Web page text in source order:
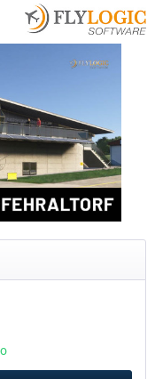
Aerosoft Mega Airport